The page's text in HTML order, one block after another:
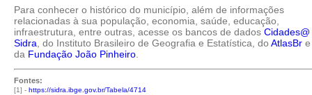
Para conhecer o histórico do município, além de informações
relacionadas à sua população, economia, saúde, educação,
infraestrutura, entre outras, acesse os bancos de dados Cidades@
Sidra , do Instituto Brasileiro de Geografia e Estatística, doAtlasBr e
da Fundação João Pinheiro
Fontes:
[1] - https://sidra.ibge.gov.br/Tabela/4714